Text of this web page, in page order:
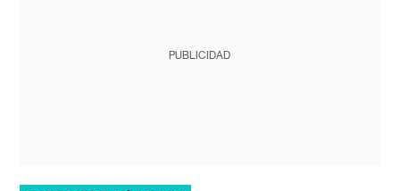
PUBLICIDAD